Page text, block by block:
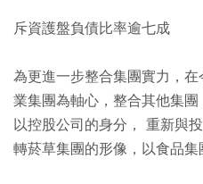
斥資護盤負債比率逾七成
為更進一步整合集團實力，
業集團為軸心，整合其他集團
以控股公司的身分， 重新與
轉菸草集團的形像，以食品集